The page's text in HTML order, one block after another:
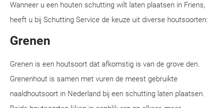
Wanneer u een houten schutting wilt laten plaatsen in Friens,
heeft u bij Schutting Service de keuze uit diverse houtsoorten:
Grenen
Grenen is een houtsoort dat afkomstig is van de grove den.
Grenenhout is samen met vuren de meest gebruikte
naaldhoutsoort in Nederland bij een schutting laten plaatsen.